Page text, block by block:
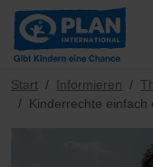
Start Informieren
Kinderrechte einfach